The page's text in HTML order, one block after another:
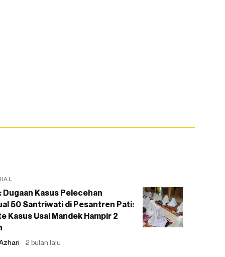
Dugaan Kasus Pelecehan
50 Santriwati di Pesantren Pati:
Kasus Usai Mandek Hampir 2
2 bulan lalu